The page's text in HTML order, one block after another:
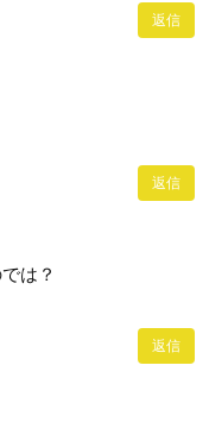
返信
返信
は？
返信